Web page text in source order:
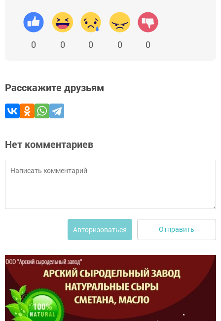
0 0 0 0 0
Расскажите друзьям
Нет комментариев
Авторизоваться Отправить